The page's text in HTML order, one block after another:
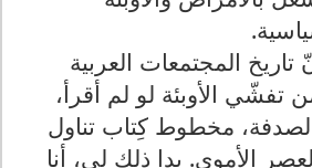
المجتمعات العربية
تفشّي الأوبئة لو لم أقرأ،
مخطوط كِتاب تناول
الأموي. بدا ذلك لي، أنا